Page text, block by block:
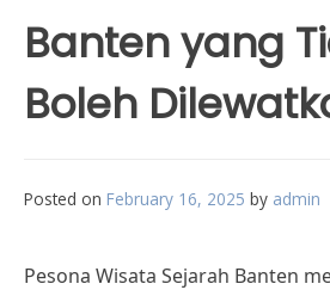
Banten yang
Boleh
Posted on February 16, 2025 by admin
Pesona Wisata Sejarah Banten